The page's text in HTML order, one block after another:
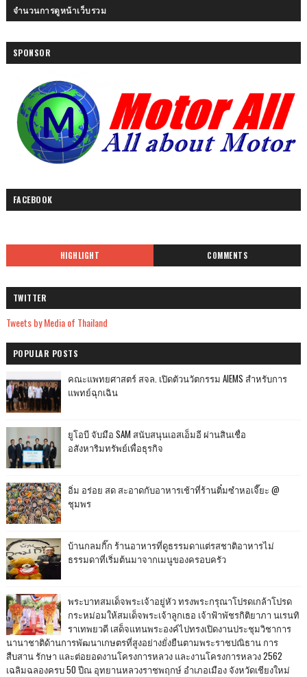
จำนวนการดูหน้าเว็บรวม
SPONSOR
FACEBOOK
HIGHLIGHT COMMENTS
TWITTER
Tweets by Media of Thailand
POPULAR POSTS
คณะแพทยศาสตร์ สจล. เปิดตัวนวัตกรรม AIEMS สำหรับการ
แพทย์ฉุกเฉิน
ยูโอบี จับมือ SAM สนับสนุนเอสเอ็มอี ผ่านสินเชื่อ
อสังหาริมทรัพย์เพื่อธุรกิจ
อิ่ม อร่อย สด สะอาดกับอาหารเช้าที่ร้านติ๋มซำหอเจี๊ยะ @
ชุมพร
บ้านกลมกิ๊ก ร้านอาหารที่ดูธรรมดาแต่รสชาติอาหารไม่
ธรรมดาที่เริ่มต้นมาจากเมนูของครอบครัว
พระบาทสมเด็จพระเจ้าอยู่หัว ทรงพระกรุณาโปรดเกล้าโปรด
กระหม่อมให้สมเด็จพระเจ้าลูกเธอ เจ้าฟ้าพัชรกิติยาภา นเรนทิ
ราเทพยวดี เสด็จแทนพระองค์ไปทรงเปิดงานประชุมวิชาการ
นานาชาติด้านการพัฒนาเกษตรที่สูงอย่างยั่งยืนตามพระราชปณิธาน การ
สืบสาน รักษา และต่อยอดงานโครงการหลวง และงานโครงการหลวง 2562
เฉลิมฉลองครบ 50 ปีณ อุทยานหลวงราชพฤกษ์ อำเภอเมือง จังหวัดเชียงใหม่